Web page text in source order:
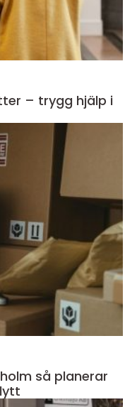
– trygg hjälp i